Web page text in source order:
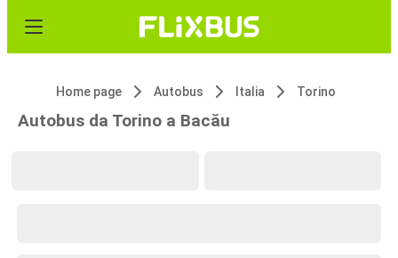
Home page Autobus Italia Torino
Autobus da Torino a Bacău